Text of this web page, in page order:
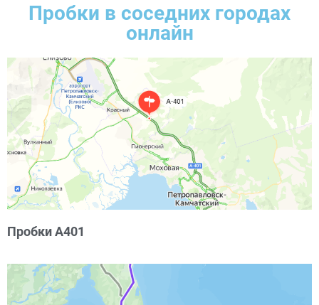
Пробки в соседних городах
онлайн
Пробки А401